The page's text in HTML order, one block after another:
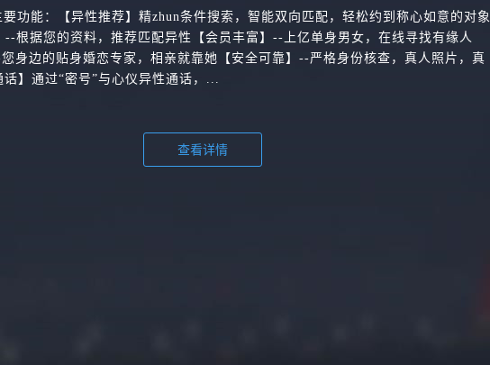
功能：【异性推荐】精zhun条件搜索，智能双向匹配，轻松约到称心如意的对象
--根据您的资料，推荐匹配异性【会员丰富】--上亿单身男女，在线寻找有缘人
身边的贴身婚恋专家，相亲就靠她【安全可靠】--严格身份核查，真人照片，真
】通过“密号”与心仪异性通话，...
查看详情